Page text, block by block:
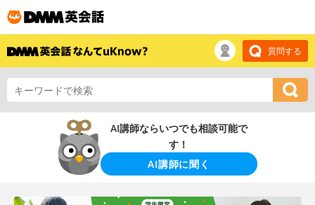
質問する
AI講師ならいつでも相談可能で
す！
AI講師に聞く